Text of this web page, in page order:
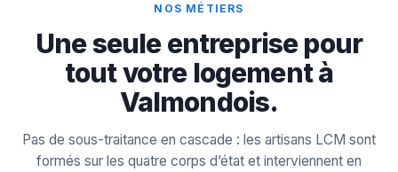
NOS MÉTIERS
Une seule entreprise pour
tout votre logement à
Valmondois.
Pas de sous-traitance en cascade : les artisans LCM sont
formés sur les quatre corps d’état et interviennent en